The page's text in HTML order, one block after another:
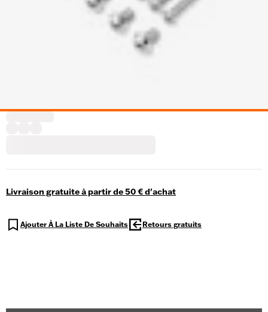
Livraison gratuite à partir de 50 € d'achat
Ajouter À La Liste De Souhaits Retours gratuits